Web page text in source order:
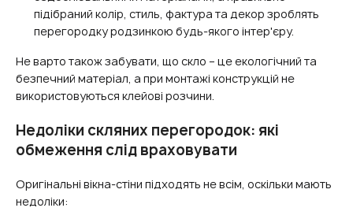
підібраний колір, стиль, фактура та декор зроблять
перегородку родзинкою будь-якого інтер'єру.
Не варто також забувати, що скло – це екологічний та
безпечний матеріал, а при монтажі конструкцій не
використовуються клейові розчини.
Недоліки скляних перегородок: які
обмеження слід враховувати
Оригінальні вікна-стіни підходять не всім, оскільки мають
недоліки: